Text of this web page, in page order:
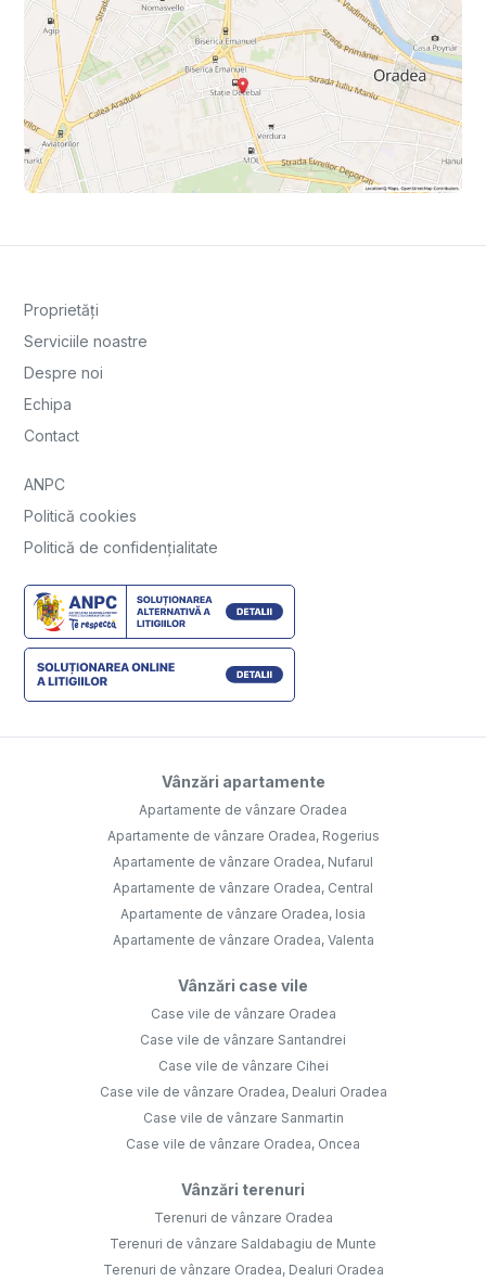
Proprietăți
Serviciile noastre
Despre noi
Echipa
Contact
ANPC
Politică cookies
Politică de confidențialitate
Vânzări apartamente
Apartamente de vânzare Oradea
Apartamente de vânzare Oradea, Rogerius
Apartamente de vânzare Oradea, Nufarul
Apartamente de vânzare Oradea, Central
Apartamente de vânzare Oradea, Iosia
Apartamente de vânzare Oradea, Valenta
Vânzări case vile
Case vile de vânzare Oradea
Case vile de vânzare Santandrei
Case vile de vânzare Cihei
Case vile de vânzare Oradea, Dealuri Oradea
Case vile de vânzare Sanmartin
Case vile de vânzare Oradea, Oncea
Vânzări terenuri
Terenuri de vânzare Oradea
Terenuri de vânzare Saldabagiu de Munte
Terenuri de vânzare Oradea, Dealuri Oradea